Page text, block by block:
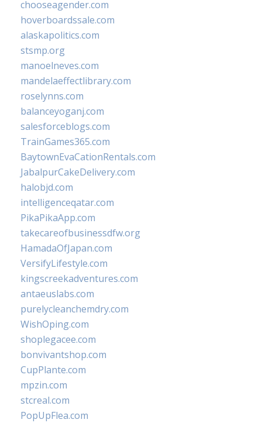
chooseagender.com
hoverboardssale.com
alaskapolitics.com
stsmp.org
manoelneves.com
mandelaeffectlibrary.com
roselynns.com
balanceyoganj.com
salesforceblogs.com
TrainGames365.com
BaytownEvaCationRentals.com
JabalpurCakeDelivery.com
halobjd.com
intelligenceqatar.com
PikaPikaApp.com
takecareofbusinessdfw.org
HamadaOfJapan.com
VersifyLifestyle.com
kingscreekadventures.com
antaeuslabs.com
purelycleanchemdry.com
WishOping.com
shoplegacee.com
bonvivantshop.com
CupPlante.com
mpzin.com
stcreal.com
PopUpFlea.com